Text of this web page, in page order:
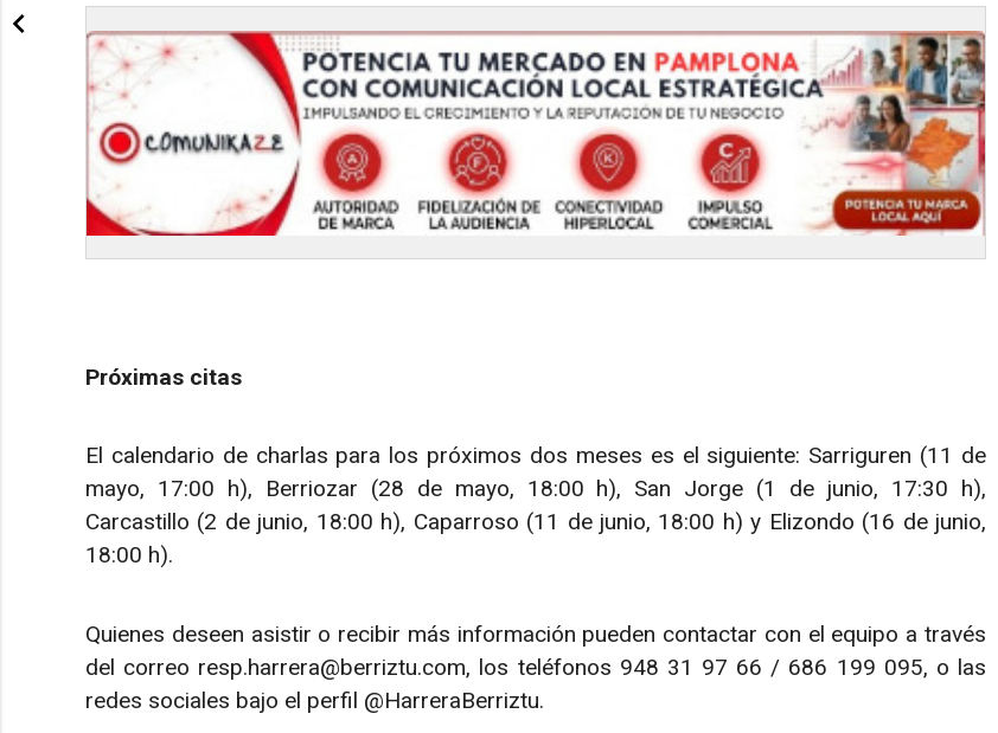
Próximas citas
El calendario de charlas para los próximos dos meses es el siguiente: Sarriguren (11 de
mayo, 17:00 h), Berriozar (28 de mayo, 18:00 h), San Jorge (1 de junio, 17:30 h),
Carcastillo (2 de junio, 18:00 h), Caparroso (11 de junio, 18:00 h) y Elizondo (16 de junio,
18:00 h).
Quienes deseen asistir o recibir más información pueden contactar con el equipo a través
del correo resp.harrera@berriztu.com, los teléfonos 948 31 97 66 / 686 199 095, o las
redes sociales bajo el perfil @HarreraBerriztu.